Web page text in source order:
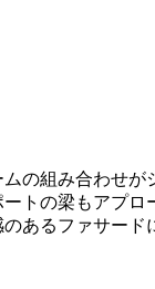
の組み合わせが
トの梁もアプロ
あるファサード